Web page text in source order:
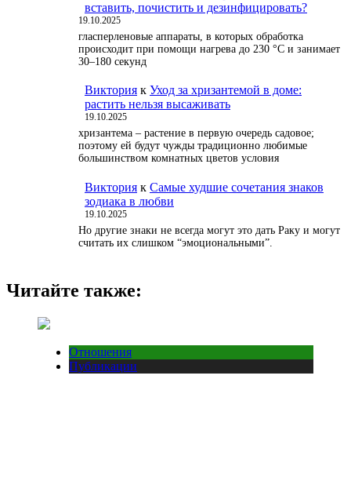
вставить, почистить и дезинфицировать?
19.10.2025
гласперленовые аппараты, в которых обработка
происходит при помощи нагрева до 230 °С и занимает
30–180 секунд
Виктория к Уход за хризантемой в доме:
растить нельзя высаживать
19.10.2025
хризантема – растение в первую очередь садовое;
поэтому ей будут чужды традиционно любимые
большинством комнатных цветов условия
Виктория к Самые худшие сочетания знаков
зодиака в любви
19.10.2025
Но другие знаки не всегда могут это дать Раку и могут
считать их слишком “эмоциональными”.
Читайте также:
Отношения
Публикации